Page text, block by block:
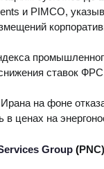
и PIMCO,
ставок
на фоне
ценах на
Group(PNC)